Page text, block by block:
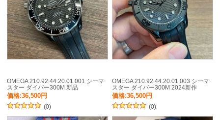
OMEGA 210.92.44.20.01.001 シーマ
スター ダイバー300M 新品
価格:36,500円
(0)
OMEGA 210.92.44.20.01.003 シーマ
スター ダイバー300M 2024新作
価格:36,500円
(0)